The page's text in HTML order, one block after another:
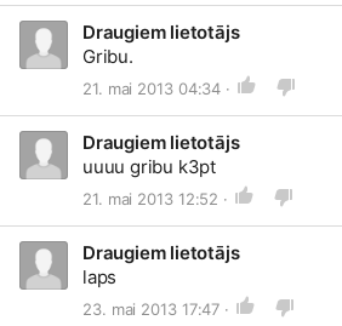
Draugiem lietotājs
Gribu.
21. mai 2013 04:34 ·
Draugiem lietotājs
uuuu gribu k3pt
21. mai 2013 12:52 ·
Draugiem lietotājs
laps
23. mai 2013 17:47 ·